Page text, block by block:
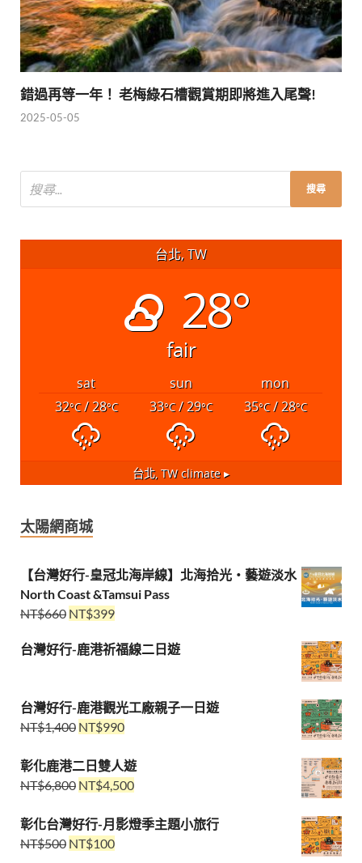
錯過再等一年！ 老梅綠石槽觀賞期即將進入尾聲!
2025-05-05
台北, TW
28°
fair
sat sun
mon
32°C/ 28°C 33°C/ 29°C 35°C/ 28°C
台北, TWclimate ▸
太陽網商城
【台灣好行-皇冠北海岸線】北海拾光・藝遊淡水
North Coast &Tamsui Pass
NT$660 NT$399
台灣好行-鹿港祈福線二日遊
台灣好行-鹿港觀光工廠親子一日遊
NT$1,400 NT$990
彰化鹿港二日雙人遊
NT$6,800 NT$4,500
彰化台灣好行-月影燈季主題小旅行
NT$500 NT$100